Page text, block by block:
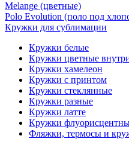
Melange (цветные)
Polo Evolution (поло под
Кружки для сублимации
Кружки белые
Кружки цветные
Кружки хамелеон
Кружки c принтом
Кружки стеклянные
Кружки разные
Кружки латте
Кружки
Фляжки, термосы и